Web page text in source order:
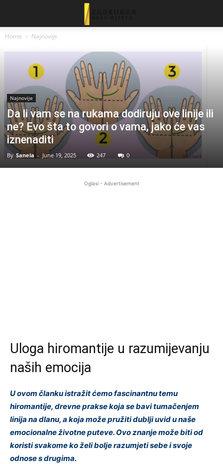
Home Najnovije
Najnovije
Da li vam se na rukama dodiruju ove linije ili
ne? Evo šta to govori o vama, jako će vas
iznenaditi
By Sanela - June 19, 2025 247 0
Oglasi - Advertisement
Uloga hiromantije u razumijevanju
naših emocija
U ovom članku istražit ćemo fascinantnu temu
hiromantije, drevne prakse koja se bavi tumačenjem
linija na dlanu, a koja može pružiti dublji uvid u naše
emocionalne životne puteve. Ovo znanje može biti od
koristi svakome ko želi bolje razumjeti sebe i svoje
odnose s drugima.